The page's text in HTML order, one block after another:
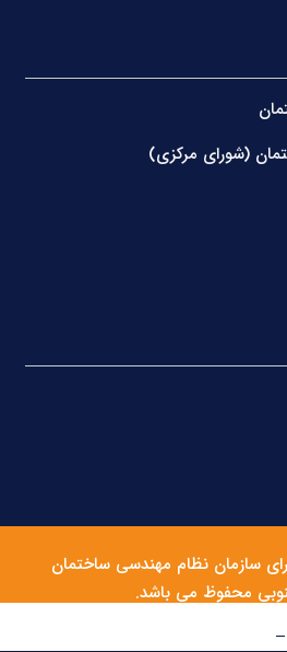
(شورای مرکزی)
سازمان نظام مهندسی ساختمان
محفوظ می باشد.